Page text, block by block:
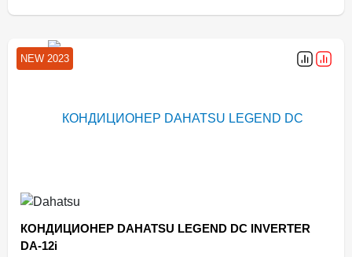
NEW 2023
КОНДИЦИОНЕР DAHATSU LEGEND DC INVERTER
DA-12i